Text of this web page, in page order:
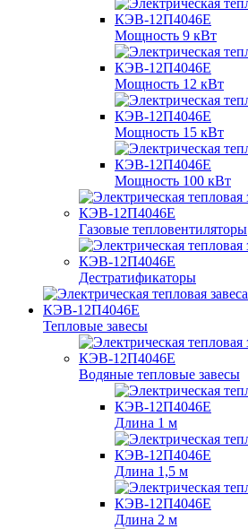
Мощность 9 кВт
Мощность 12 кВт
Мощность 15 кВт
Мощность 100 кВт
Газовые тепловентиляторы
Дестратификаторы
Тепловые завесы
Водяные тепловые завесы
Длина 1 м
Длина 1,5 м
Длина 2 м